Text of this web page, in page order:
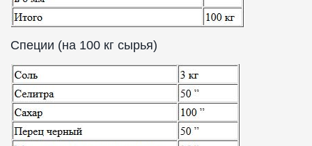
Специи (на 100 кг сырья)